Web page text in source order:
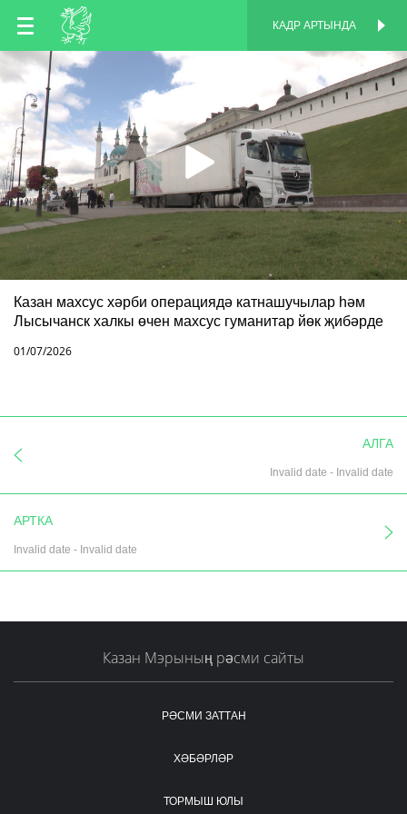
TT
RU
КАДР АРТЫНДА
Казан махсус хәрби операциядә катнашучылар һәм
Лысычанск халкы өчен махсус гуманитар йөк җибәрде
01/07/2026
АЛГА
Invalid date - Invalid date
АРТКА
Invalid date - Invalid date
Казан Мэрының рәсми сайты
РӘСМИ ЗАТТАН
ХӘБӘРЛӘР
ТОРМЫШ ЮЛЫ
КАДР АРТЫНДА